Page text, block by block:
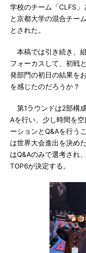
学校のチーム「CLFS
と京都大学の混合チー
とされた。
本稿では引き続き、
フォーカスして、初戦
発部門の初日の結果を
を感じたのだろうか？
第1ラウンドは2部構
Aを行い、少し時間を
ーションとQ&Aを行う
は世界大会進出を決め
はQ&Aのみで選考され
TOP6が決定する。